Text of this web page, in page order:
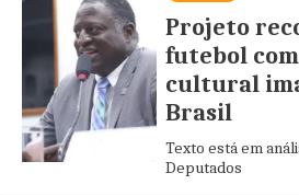
Projeto
futebol
cultural
Brasil
Texto está em
Deputados